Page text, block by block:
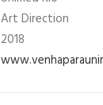
Art Direction
2018